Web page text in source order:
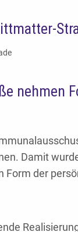
nehmen
Damit
Form der